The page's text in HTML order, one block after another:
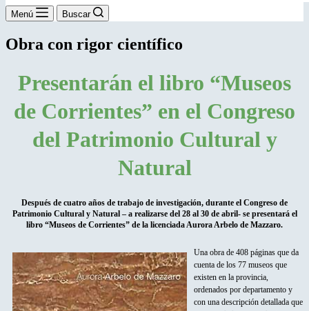
Menú Buscar
Obra con rigor científico
Presentarán el libro “Museos
de Corrientes” en el Congreso
del Patrimonio Cultural y
Natural
Después de cuatro años de trabajo de investigación, durante el Congreso de
Patrimonio Cultural y Natural – a realizarse del 28 al 30 de abril- se presentará el
libro “Museos de Corrientes” de la licenciada Aurora Arbelo de Mazzaro.
Una obra de 408 páginas que da
cuenta de los 77 museos que
existen en la provincia,
ordenados por departamento y
con una descripción detallada que